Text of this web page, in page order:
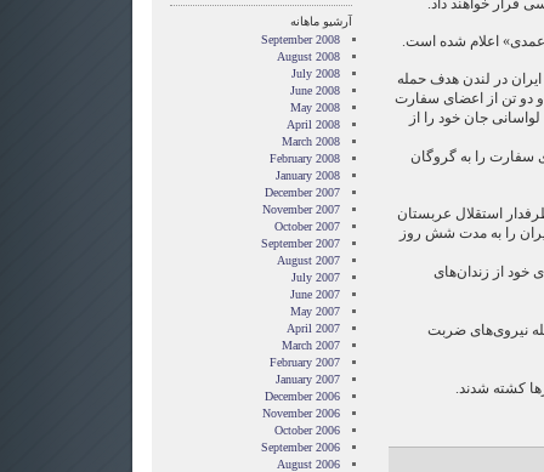
قرار خواهند داد.
«عمدی» اعلام شده است.
نیز سفارت ایران در لندن هدف حمله
دو تن از اعضای سفارت
جان خود را از
تن از اعضای سفارت را به گروگان
استقلال عربستان
را به مدت شش روز
۹۱ تن از اعضای خود از زندان‌های
نیروی‌های ضربت
کشته شدند.
آرشیو ماهانه
September 2008
August 2008
July 2008
June 2008
May 2008
April 2008
March 2008
February 2008
January 2008
December 2007
November 2007
October 2007
September 2007
August 2007
July 2007
June 2007
May 2007
April 2007
March 2007
February 2007
January 2007
December 2006
November 2006
October 2006
September 2006
August 2006